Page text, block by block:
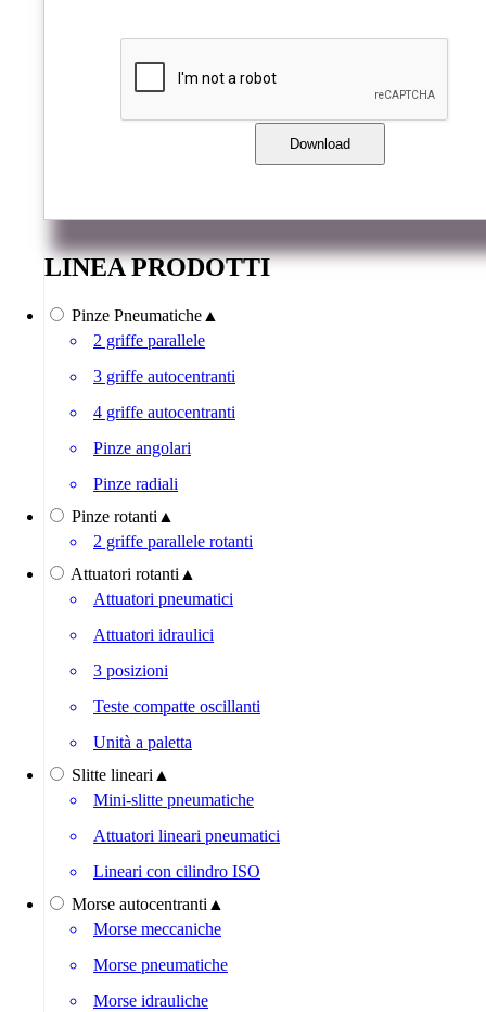
LINEA PRODOTTI
Pinze Pneumatiche ▲
2 griffe parallele
3 griffe autocentranti
4 griffe autocentranti
Pinze angolari
Pinze radiali
Pinze rotanti ▲
2 griffe parallele rotanti
Attuatori rotanti ▲
Attuatori pneumatici
Attuatori idraulici
3 posizioni
Teste compatte oscillanti
Unità a paletta
Slitte lineari ▲
Mini-slitte pneumatiche
Attuatori lineari pneumatici
Lineari con cilindro ISO
Morse autocentranti ▲
Morse meccaniche
Morse pneumatiche
Morse idrauliche